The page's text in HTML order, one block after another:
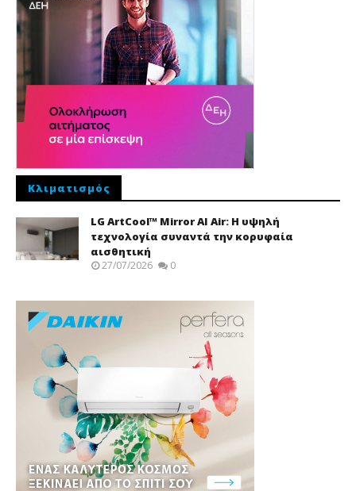
Κλιματισμός
LG ArtCool™ Mirror AI Air: Η υψηλή
τεχνολογία συναντά την κορυφαία
αισθητική
27/07/2026 0